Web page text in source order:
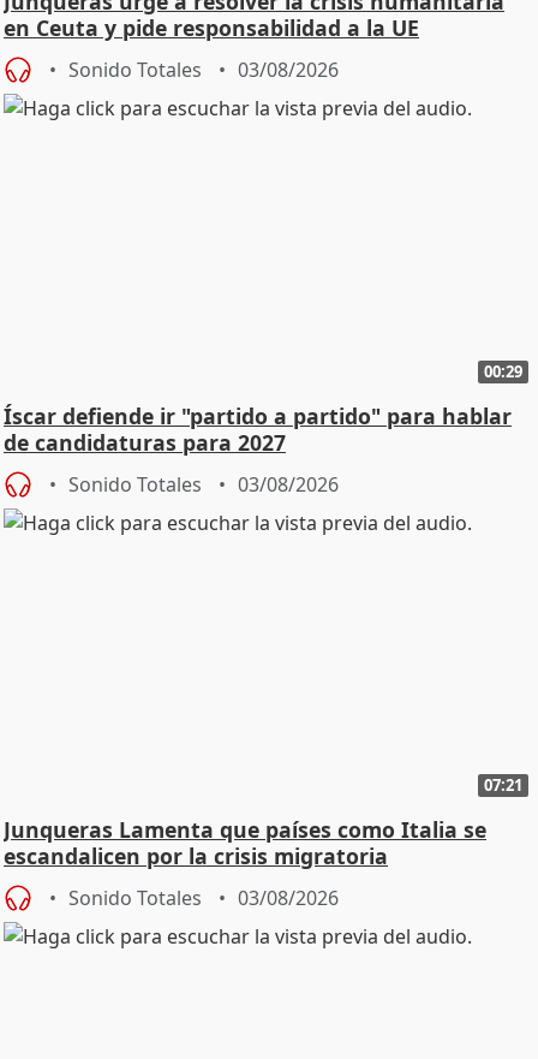
en Ceuta y pide responsabilidad a la UE
Sonido Totales 03/08/2026
00:29
Íscar defiende ir "partido a partido" para hablar
de candidaturas para 2027
Sonido Totales 03/08/2026
07:21
Junqueras Lamenta que países como Italia se
escandalicen por la crisis migratoria
Sonido Totales 03/08/2026